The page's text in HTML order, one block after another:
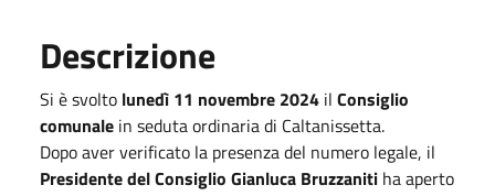
Descrizione
Si è svolto lunedì 11 novembre 2024 il Consiglio
comunale in seduta ordinaria di Caltanissetta.
Dopo aver verificato la presenza del numero legale, il
Presidente del Consiglio Gianluca Bruzzaniti ha aperto